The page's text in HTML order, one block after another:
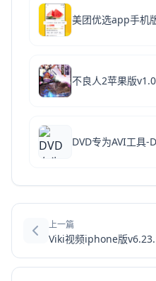
美团优选app手机
不良人2苹果版
DVD专为AVI工具-
上一篇
Viki视频iphone版